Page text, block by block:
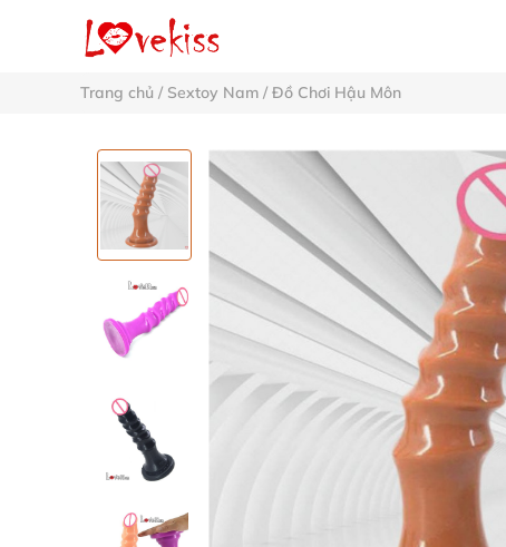
Trang chủ / Sextoy Nam / Đồ Chơi Hậu Môn